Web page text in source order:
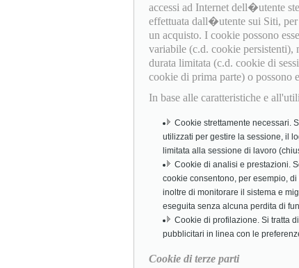
accessi ad Internet dell�utente
effettuata dall�utente sui Siti,
un acquisto. I cookie possono
variabile (c.d. cookie persistenti),
durata limitata (c.d. cookie di
cookie di prima parte) o possono
In base alle caratteristiche e
Cookie strettamente necessari.
utilizzati per gestire la sessione, il
limitata alla sessione di lavoro
Cookie di analisi e prestazioni.
cookie consentono, per esempio,
inoltre di monitorare il sistema e
eseguita senza alcuna perdita di
Cookie di profilazione. Si tratta
pubblicitari in linea con le
Cookie di terze parti